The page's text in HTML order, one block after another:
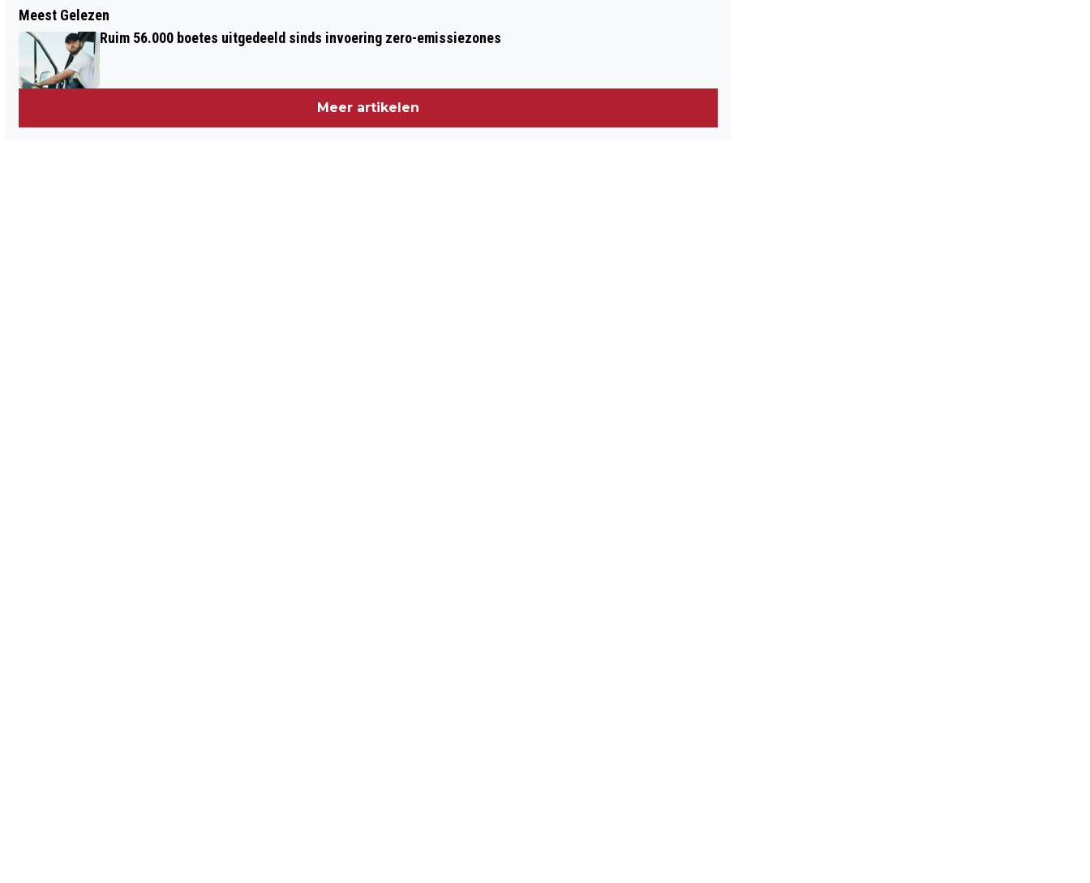
CONTROLES OP OOSTELIJKE EILANDEN
CRIMINALITEIT
Meest Gelezen
Ruim 56.000 boetes uitgedeeld sinds invoering zero-emissiezones
Meer artikelen